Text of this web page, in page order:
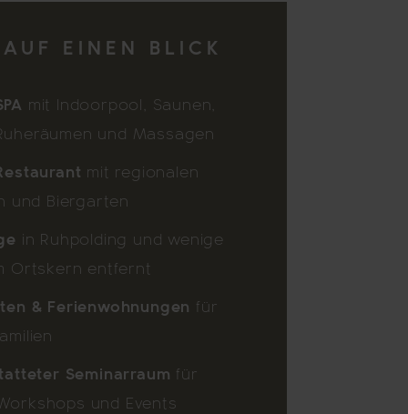
EINEN BLICK
mit Indoorpool, Saunen,
und Massagen
mit regionalen
und Biergarten
in Ruhpolding und wenige
Ortskern entfernt
& Ferienwohnungen für
Seminarraum für
und Events